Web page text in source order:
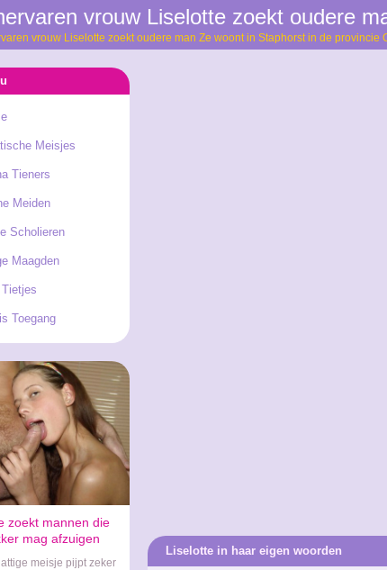
vrouw Liselotte zoekt oudere
vrouw Liselotte zoekt oudere man Ze woont in Staphorst in de provincie
Meisjes
Tieners
Meiden
Scholieren
Maagden
Tietjes
Toegang
zoekt mannen die
mag afzuigen
meisje pijpt zeker
Liselotte in haar eigen woorden